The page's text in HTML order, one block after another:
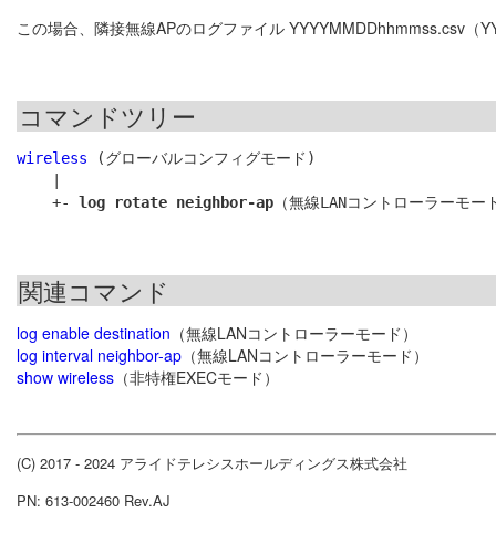
この場合、隣接無線APのログファイル YYYYMMDDhhmmss.csv
コマンドツリー
wireless (グローバルコンフィグモード)
    +-
log rotate neighbor-ap
関連コマンド
log enable destination （無線LANコントローラーモード）
log interval neighbor-ap （無線LANコントローラーモード）
show wireless （非特権EXECモード）
(C) 2017 - 2024 アライドテレシスホールディングス株式会社
PN: 613-002460 Rev.AJ